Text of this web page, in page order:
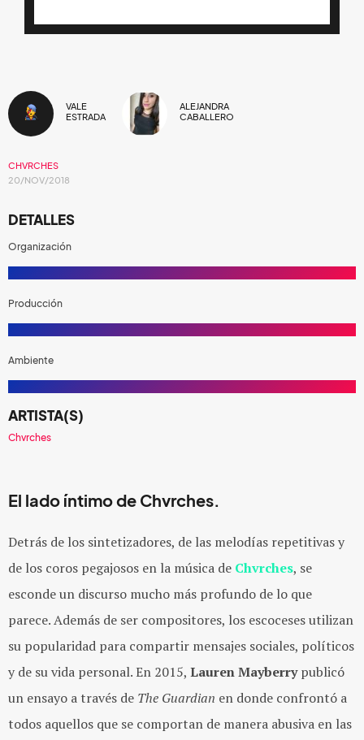
VALE
ESTRADA
ALEJANDRA
CABALLERO
CHVRCHES
20/NOV/2018
DETALLES
Organización
Producción
Ambiente
ARTISTA(S)
Chvrches
El lado íntimo de Chvrches.
Detrás de los sintetizadores, de las melodías repetitivas y
de los coros pegajosos en la música de ​ Chvrches​​, se
esconde un discurso mucho más profundo de lo que
parece. Además de ser compositores, los escoceses utilizan
su popularidad para compartir mensajes sociales, políticos
y de su vida personal. En 2015, ​ Lauren Mayberrypublicó
un ensayo a través de ​ The Guardian en donde confrontó a
todos aquellos que se comportan de manera abusiva en las